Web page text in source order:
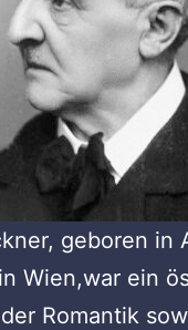
geboren in
Wien,war ein
Romantik